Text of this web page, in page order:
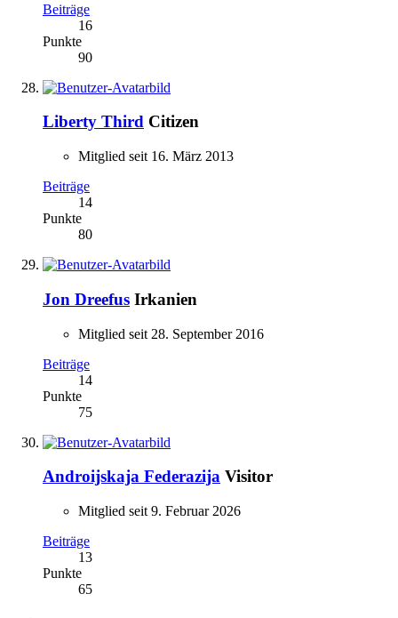
Beiträge
16
Punkte
90
Liberty Third Citizen
Mitglied seit 16. März 2013
Beiträge
14
Punkte
80
Jon Dreefus Irkanien
Mitglied seit 28. September 2016
Beiträge
14
Punkte
75
Androijskaja Federazija Visitor
Mitglied seit 9. Februar 2026
Beiträge
13
Punkte
65